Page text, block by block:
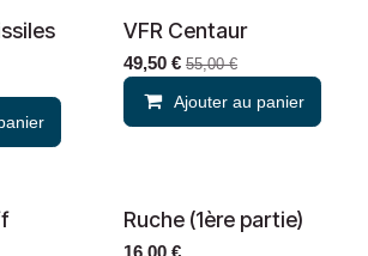
Nouveau !
VFR Centaur
49,50€ 55,00€
Ajouter au panier
Nouveau !
Ruche (1ère partie)
16,00€